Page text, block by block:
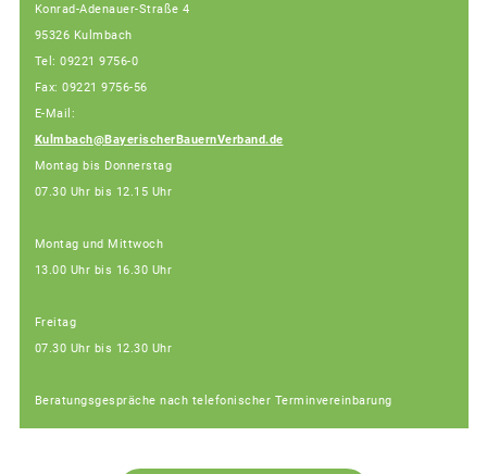
Konrad-Adenauer-Straße 4
95326 Kulmbach
Tel: 09221 9756-0
Fax: 09221 9756-56
E-Mail:
Kulmbach@BayerischerBauernVerband.de
Montag bis Donnerstag
07.30 Uhr bis 12.15 Uhr
Montag und Mittwoch
13.00 Uhr bis 16.30 Uhr
Freitag
07.30 Uhr bis 12.30 Uhr
Beratungsgespräche nach telefonischer Terminvereinbarung